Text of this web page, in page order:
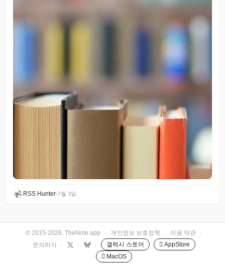
RSS Hunter•7월 3일
© 2015-2026, TheNote.app · 개인정보 보호정책 · 이용 약관
·
문의하기
· · · 갤럭시 스토어
 AppStore
 MacOS